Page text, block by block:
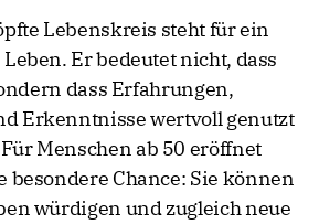
Lebenskreis steht für ein
Er bedeutet nicht, dass
dass Erfahrungen,
Erkenntnisse wertvoll genutzt
Menschen ab 50 eröffnet
besondere Chance: Sie können
würdigen und zugleich neue